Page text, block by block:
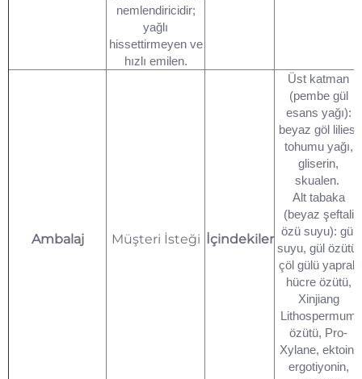
nemlendiricidir;
yağlı
hissettirmeyen ve
hızlı emilen.
Ambalaj Müşteri İsteği İçindekiler
Üst katman
(pembe gül
esans yağı):
beyaz göl liliesi
tohumu yağı,
gliserin,
skualen.
Alt tabaka
(beyaz şeftali
özü suyu): gül
suyu, gül özütü,
çöl gülü yaprak
hücre özütü,
Xinjiang
Lithospermum
özütü, Pro-
Xylane, ektoin,
ergotiyonin,